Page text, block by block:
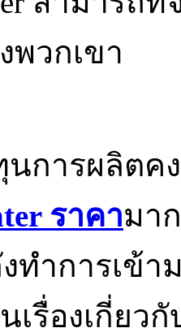
วกเขา
นการผลิตค
ราคามา
ทำการเข้
เรื่องเกี่ย